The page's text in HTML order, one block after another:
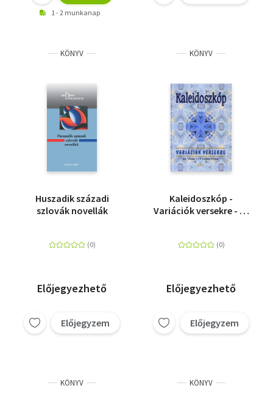
1 - 2 munkanap
KÖNYV
Huszadik századi
szlovák novellák
Előjegyezhető
Előjegyzem
KÖNYV
Kaleidoszkóp -
Variációk versekre - 65
Előjegyezhető
Előjegyzem
KÖNYV KÖNYV